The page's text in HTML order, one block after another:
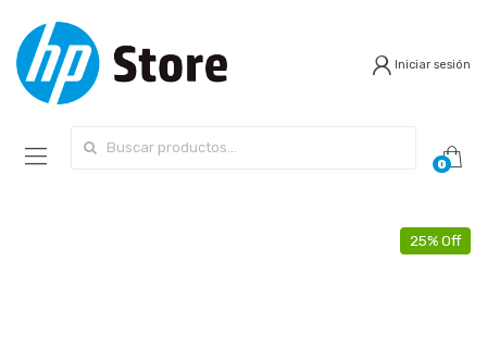
Iniciar sesión
0
25% Off